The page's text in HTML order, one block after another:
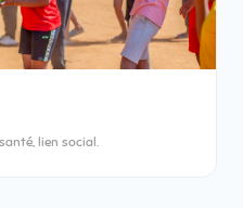
lien social.